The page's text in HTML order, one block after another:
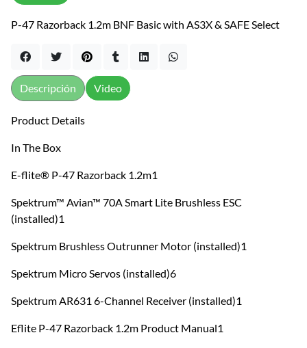
P-47 Razorback 1.2m BNF Basic with AS3X & SAFE Select
Product Details
In The Box
E-flite® P-47 Razorback 1.2m1
Spektrum™ Avian™ 70A Smart Lite Brushless ESC
(installed)1
Spektrum Brushless Outrunner Motor (installed)1
Spektrum Micro Servos (installed)6
Spektrum AR631 6-Channel Receiver (installed)1
Eflite P-47 Razorback 1.2m Product Manual1
Descripción Video